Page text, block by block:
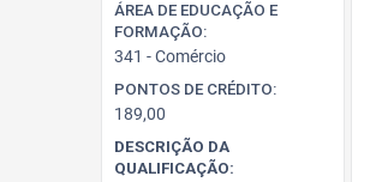
ÁREA DE EDUCAÇÃO E
FORMAÇÃO:
341 - Comércio
PONTOS DE CRÉDITO:
189,00
DESCRIÇÃO DA
QUALIFICAÇÃO: